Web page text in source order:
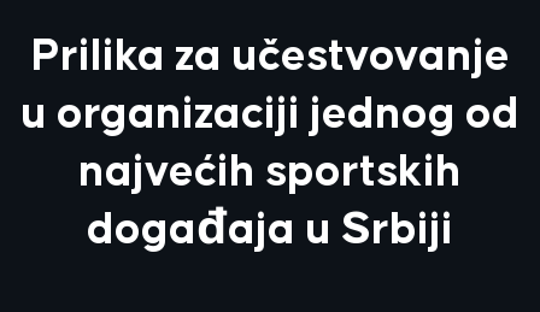
Prilika za učestvovanje
u organizaciji jednog od
najvećih sportskih
događaja u Srbiji